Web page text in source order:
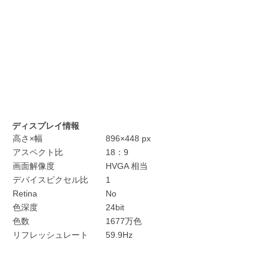
ディスプレイ情報
高さ×幅
896×448 px
アスペクト比
18：9
画面解像度
HVGA 相当
デバイスピクセル比
1
Retina
No
色深度
24bit
色数
1677万色
リフレッシュレート
59.9Hz